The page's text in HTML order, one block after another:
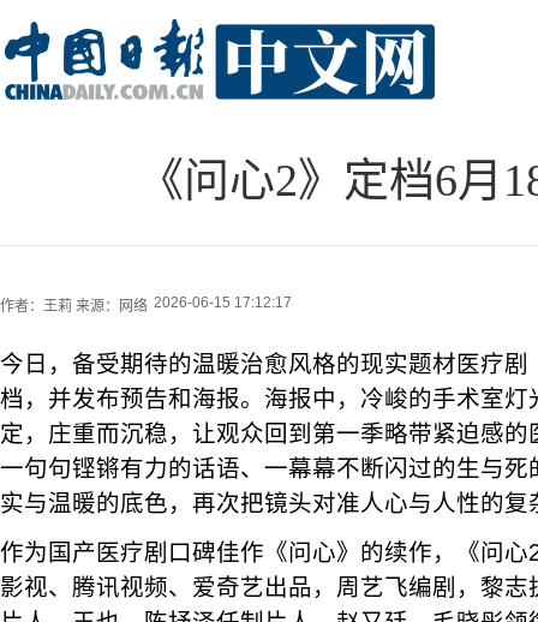
《问心2》定档6月
作者： 王莉 来源： 网络 2026-06-15 17:12:17
今日，备受期待的温暖治愈风格的现实题材医疗
档，并发布预告和海报。海报中，冷峻的手术室
定，庄重而沉稳，让观众回到第一季略带紧迫感
一句句铿锵有力的话语、一幕幕不断闪过的生与
实与温暖的底色，再次把镜头对准人心与人性的复
作为国产医疗剧口碑佳作《问心》的续作，《问
影视、腾讯视频、爱奇艺出品，周艺飞编剧，黎